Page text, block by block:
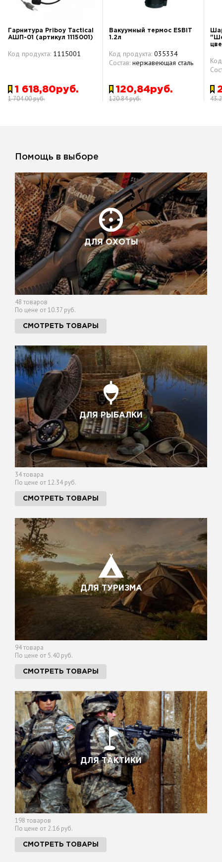
Гарнитура Priboy Tactical
АШП-01 (артикул 1115001)
Код продукта: 1115001
1 618,80руб.
1 704.00 руб.
Вакуумный термос ESBIT
1.2л
Код продукта: 035334
Состав: нержавеющая сталь
120,84руб.
120.84 руб.
Помощь в выборе
ДЛЯ ОХОТЫ
48 товаров
По цене от 10.37 руб.
СМОТРЕТЬ ТОВАРЫ
ДЛЯ РЫБАЛКИ
34 товара
По цене от 12.34 руб.
СМОТРЕТЬ ТОВАРЫ
ДЛЯ ТУРИЗМА
94 товара
По цене от 5.40 руб.
СМОТРЕТЬ ТОВАРЫ
ДЛЯ ТАКТИКИ
198 товаров
По цене от 2.16 руб.
СМОТРЕТЬ ТОВАРЫ